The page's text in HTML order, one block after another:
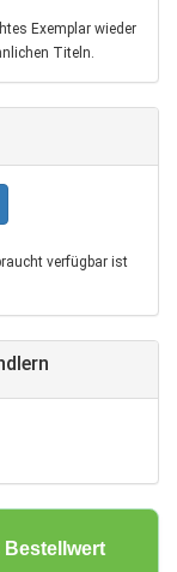
Exemplar wieder
Titeln.
verfügbar ist
Bestellwert